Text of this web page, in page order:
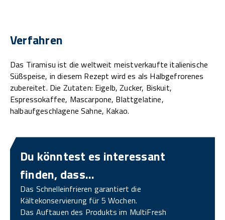
Verfahren
Das Tiramisu ist die weltweit meistverkaufte italienische
Süßspeise, in diesem Rezept wird es als Halbgefrorenes
zubereitet. Die Zutaten: Eigelb, Zucker, Biskuit,
Espressokaffee, Mascarpone, Blattgelatine,
halbaufgeschlagene Sahne, Kakao.
Du könntest es interessant
finden, dass…
Das Schnelleinfrieren garantiert die
Kältekonservierung für 5 Wochen.
Das Auftauen des Produkts im MultiFresh